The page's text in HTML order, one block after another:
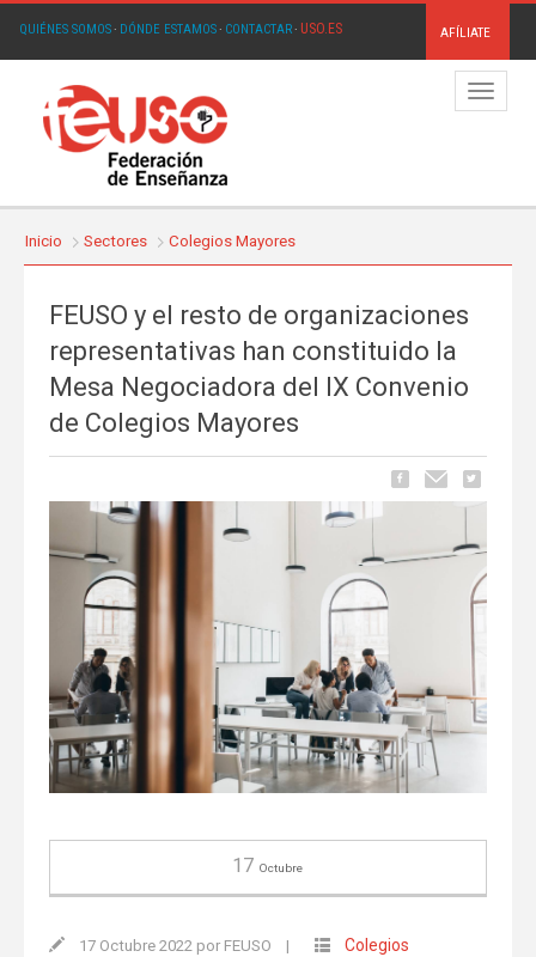
QUIÉNES SOMOS· DÓNDE ESTAMOS· CONTACTAR· USO.ES AFÍLIATE
Menú
Inicio Sectores Colegios Mayores
FEUSO y el resto de organizaciones
representativas han constituido la
Mesa Negociadora del IX Convenio
de Colegios Mayores
17 Octubre
17 Octubre 2022 por FEUSO |
Colegios